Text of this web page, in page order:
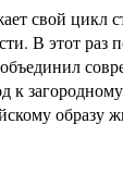
свой цикл
В этот раз
загородному
образу